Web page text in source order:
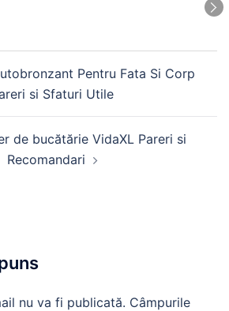
Pentru Fata Si Corp
si Sfaturi Utile
de bucătărie VidaXL Pareri si
Recomandari
nu va fi publicată. Câmpurile